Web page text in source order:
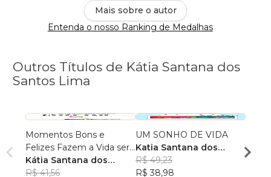
Mais sobre o autor
Entenda o nosso Ranking de Medalhas
Outros Títulos de Kátia Santana dos
Santos Lima
Momentos Bons e
Felizes Fazem a Vida ser
Fantástica
Kátia Santana dos
Santos Lima
R$ 41,56
UM SONHO DE VIDA
Katia Santana dos
Santos Lima
R$ 49,23
R$ 38,98
Katia
R$